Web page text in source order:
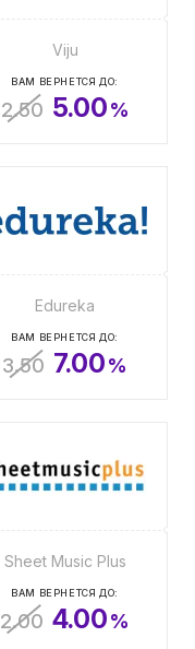
Viju
ВАМ ВЕРНЕТСЯ ДО:
2.50 5.00%
Edureka
ВАМ ВЕРНЕТСЯ ДО:
3.50 7.00%
Sheet Music Plus
ВАМ ВЕРНЕТСЯ ДО:
2.00 4.00%